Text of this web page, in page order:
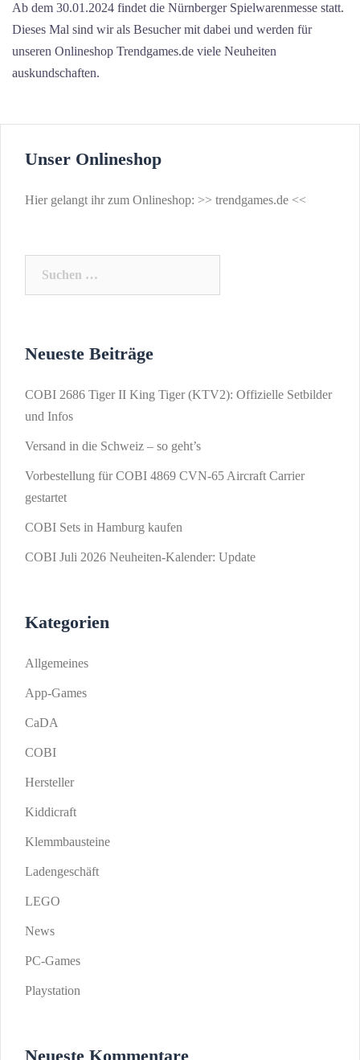
Ab dem 30.01.2024 findet die Nürnberger Spielwarenmesse statt.
Dieses Mal sind wir als Besucher mit dabei und werden für
unseren Onlineshop Trendgames.de viele Neuheiten
auskundschaften.
Unser Onlineshop
Hier gelangt ihr zum Onlineshop: >> trendgames.de <<
Neueste Beiträge
COBI 2686 Tiger II King Tiger (KTV2): Offizielle Setbilder
und Infos
Versand in die Schweiz – so geht’s
Vorbestellung für COBI 4869 CVN-65 Aircraft Carrier
gestartet
COBI Sets in Hamburg kaufen
COBI Juli 2026 Neuheiten-Kalender: Update
Kategorien
Allgemeines
App-Games
CaDA
COBI
Hersteller
Kiddicraft
Klemmbausteine
Ladengeschäft
LEGO
News
PC-Games
Playstation
Neueste Kommentare